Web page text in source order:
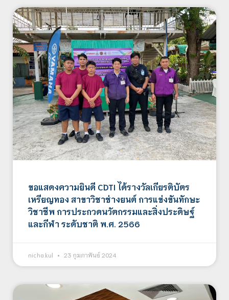
ขอแสดงความยินดี CDTI ได้รางวัลเกียรติบัตร
เหรียญทอง สาขาวิชาช่างยนต์ การแข่งขันทักษะ
วิชาชีพ การประกวดนวัตกรรมและสิ่งประดิษฐ์
และกีฬา ระดับชาติ พ.ศ. 2566
nicha.kul 23 กุมภาพันธ์ 2024